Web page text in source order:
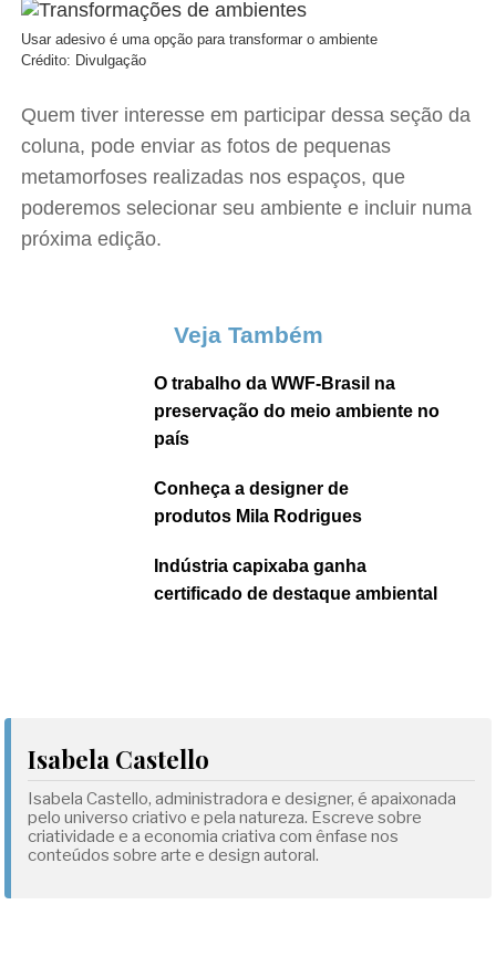
Usar adesivo é uma opção para transformar o ambiente
Crédito: Divulgação
Quem tiver interesse em participar dessa seção da
coluna, pode enviar as fotos de pequenas
metamorfoses realizadas nos espaços, que
poderemos selecionar seu ambiente e incluir numa
próxima edição.
Veja Também
O trabalho da WWF-Brasil na
preservação do meio ambiente no
país
Conheça a designer de
produtos Mila Rodrigues
Indústria capixaba ganha
certificado de destaque ambiental
Isabela Castello
Isabela Castello, administradora e designer, é apaixonada
pelo universo criativo e pela natureza. Escreve sobre
criatividade e a economia criativa com ênfase nos
conteúdos sobre arte e design autoral.